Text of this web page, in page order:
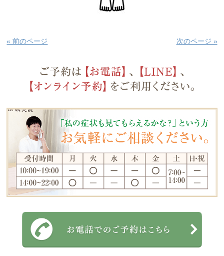
« 前のページ 次のページ »